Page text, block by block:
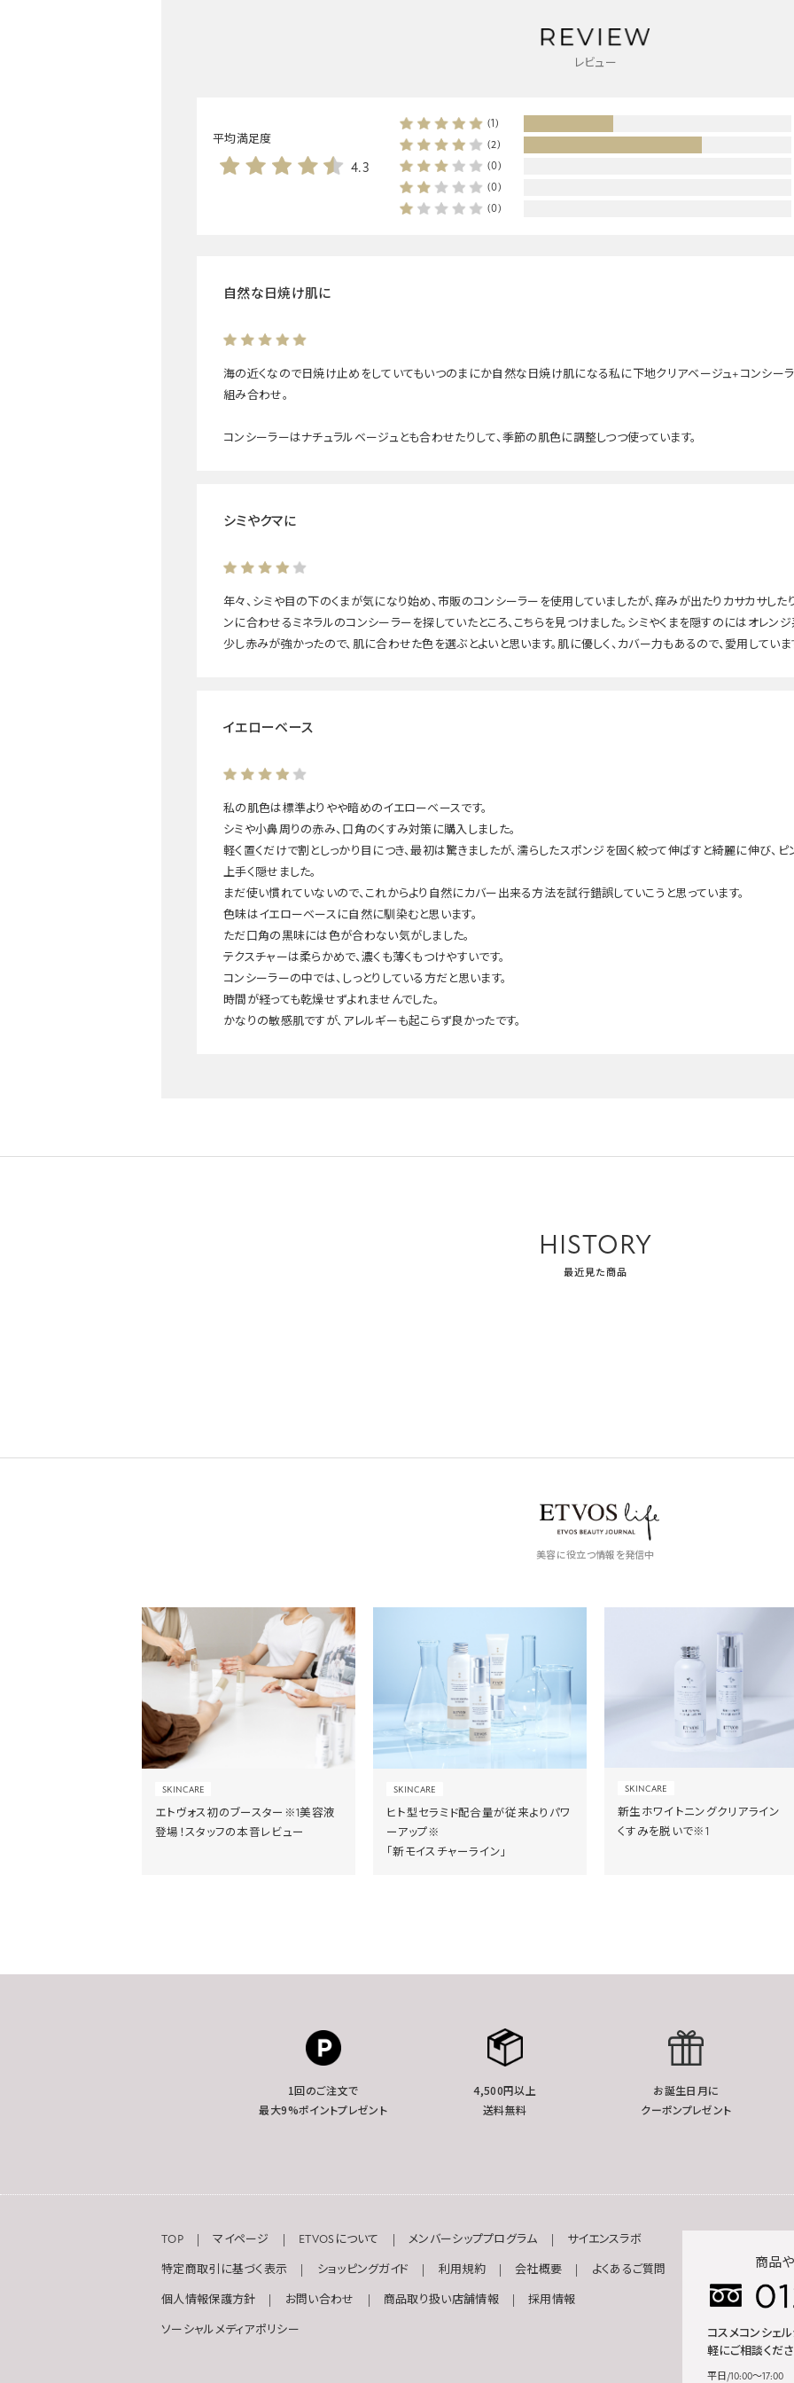
レビュー
平均満足度
4.3
(1)
(2)
(0)
(0)
(0)
自然な日焼け肌に
海の近くなので日焼け止めをしていてもいつのまにか自然な日焼け肌になる私に下地クリアベージュ+コンシー
組み合わせ。
コンシーラーはナチュラルベージュとも合わせたりして、季節の肌色に調整しつつ使っています。
シミやクマに
年々、シミや目の下のくまが気になり始め、市販のコンシーラーを使用していましたが、痒みが出たりカサカサした
ンに合わせるミネラルのコンシーラーを探していたところ、こちらを見つけました。シミやくまを隠すのにはオレン
少し赤みが強かったので、肌に合わせた色を選ぶとよいと思います。肌に優しく、カバー力もあるので、愛用していま
イエローベース
私の肌色は標準よりやや暗めのイエローベースです。
シミや小鼻周りの赤み、口角のくすみ対策に購入しました。
軽く置くだけで割としっかり目につき、最初は驚きましたが、濡らしたスポンジを固く絞って伸ばすと綺麗に伸び、
上手く隠せました。
まだ使い慣れていないので、これからより自然にカバー出来る方法を試行錯誤していこうと思っています。
色味はイエローベースに自然に馴染むと思います。
ただ口角の黒味には色が合わない気がしました。
テクスチャーは柔らかめで、濃くも薄くもつけやすいです。
コンシーラーの中では、しっとりしている方だと思います。
時間が経っても乾燥せずよれませんでした。
かなりの敏感肌ですが、アレルギーも起こらず良かったです。
HISTORY
最近見た商品
美容に役立つ情報を発信中
SKINCARE
エトヴォス初のブースター※1美容液
登場！スタッフの本音レビュー
SKINCARE
ヒト型セラミド配合量が従来よりパワ
ーアップ※
「新モイスチャーライン」
SKINCARE
新生ホワイトニングクリアライン
くすみを脱いで※1
1回のご注文で
最大9%ポイントプレゼント
4,500円以上
送料無料
お誕生日月に
クーポンプレゼント
TOP マイページ ETVOSについて メンバーシッププログラム サイエンスラボ
特定商取引に基づく表示 ショッピングガイド 利用規約 会社概要 よくあるご質問
個人情報保護方針 お問い合わせ 商品取り扱い店舗情報 採用情報
ソーシャルメディアポリシー
商品
コスメコンシェ
軽にご相談くださ
平日/10:00～17:00